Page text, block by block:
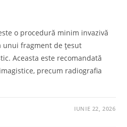
o procedură minim invazivă
fragment de țesut
Aceasta este recomandată
precum radiografia
IUNIE 22, 2026